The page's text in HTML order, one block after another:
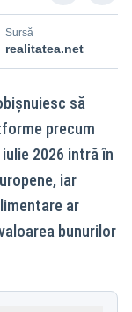
Sursă
realitatea.net
să
precum
2026 intră în
iar
ar
bunurilor